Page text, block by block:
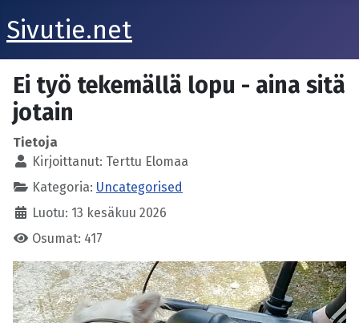
Sivutie.net
Ei työ tekemällä lopu - aina sitä
jotain
Tietoja
Kirjoittanut: Terttu Elomaa
Kategoria: Uncategorised
Luotu: 13 kesäkuu 2026
Osumat: 417